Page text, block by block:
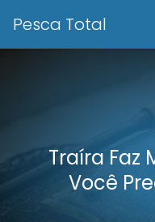
Pesca Total
Traíra Faz
Você